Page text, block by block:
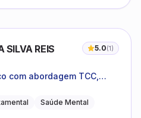
SILVA REIS 5.0(1)
com abordagem TCC,
Saúde Mental